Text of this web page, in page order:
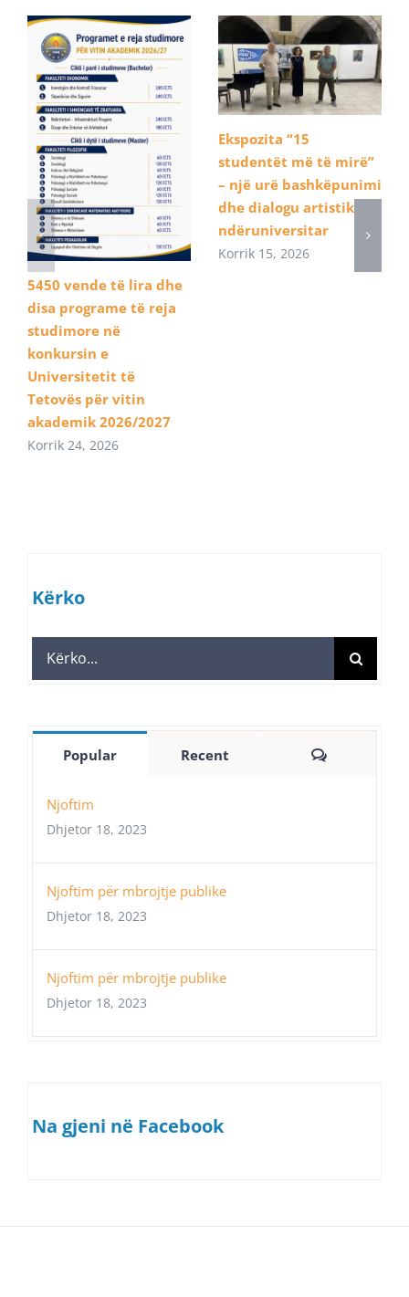
5450 vende të lira dhe
disa programe të reja
studimore në
konkursin e
Universitetit të
Tetovës për vitin
akademik 2026/2027
Korrik 24, 2026
Ekspozita “15
studentët më të mirë”
– një urë bashkëpunimi
dhe dialogu artistik
ndëruniversitar
Korrik 15, 2026
Kërko
Search
for:
Popular Recent Comments
Njoftim
Dhjetor 18, 2023
Njoftim për mbrojtje publike
Dhjetor 18, 2023
Njoftim për mbrojtje publike
Dhjetor 18, 2023
Na gjeni në Facebook